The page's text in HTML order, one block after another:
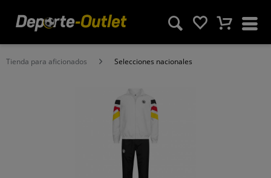
Tienda para aficionados Selecciones nacionales